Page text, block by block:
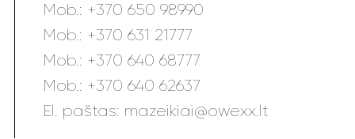
Mob.: +370 650 98990
Mob.: +370 631 21777
Mob.: +370 640 68777
Mob.: +370 640 62637
El. paštas: mazeikiai@owexx.lt